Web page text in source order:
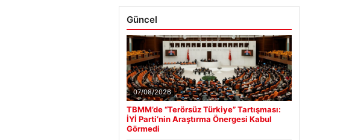
Güncel
07/08/2026
TBMM’de “Terörsüz Türkiye” Tartışması:
İYİ Parti’nin Araştırma Önergesi Kabul
Görmedi